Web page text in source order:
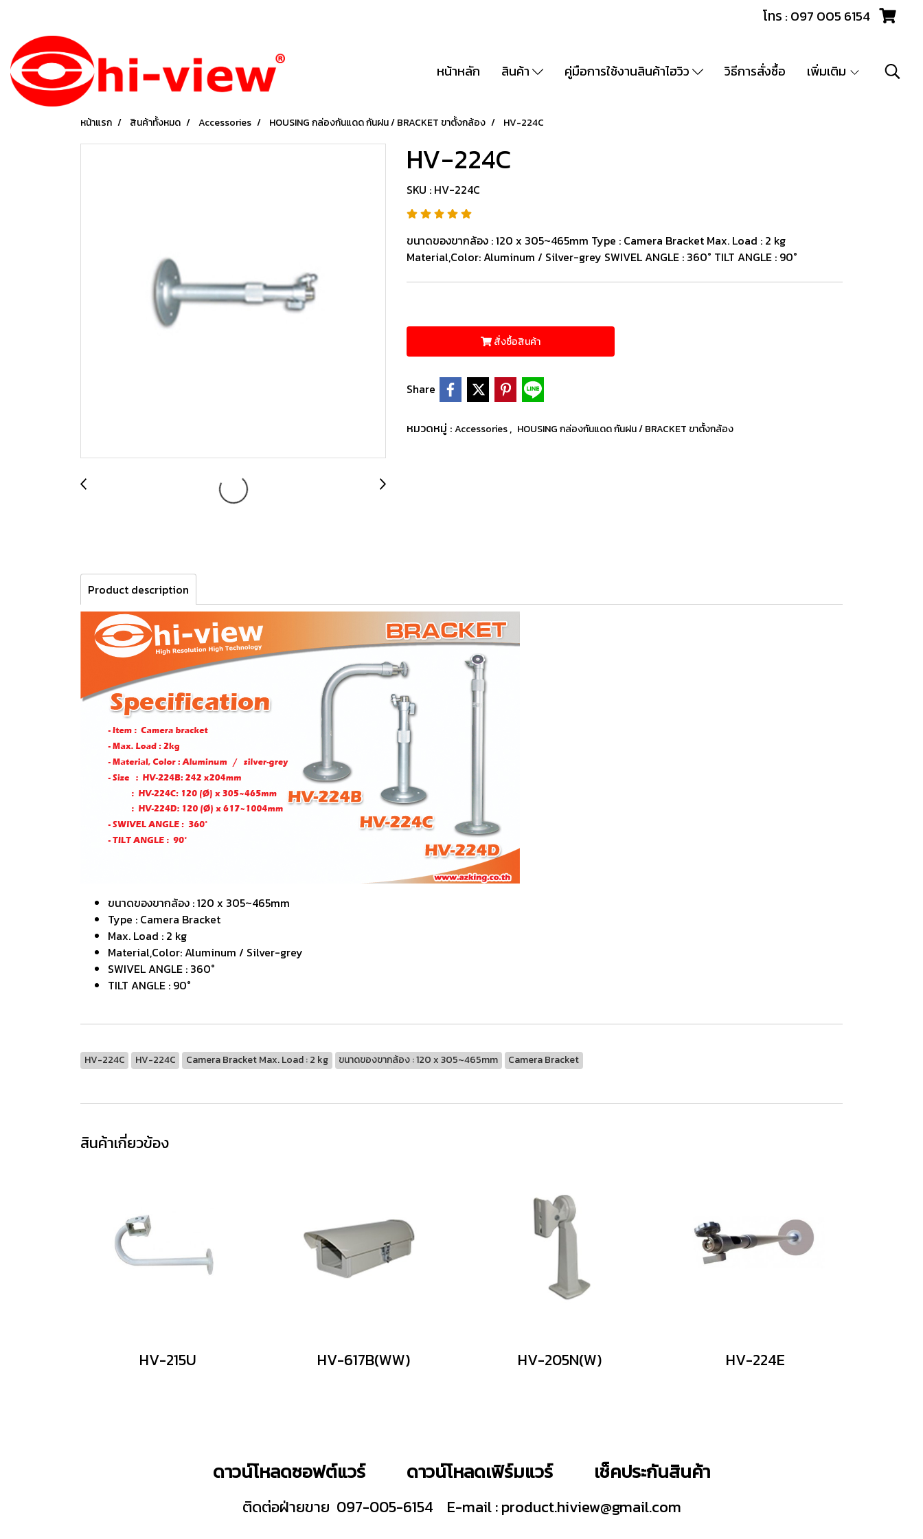
โทร : 097 005 6154
หน้าหลัก สินค้า คู่มือการใช้งานสินค้าไฮวิว วิธีการสั่งซื้อ เพิ่มเติม
หน้าแรก สินค้าทั้งหมด Accessories HOUSING กล่องกันแดด กันฝน / BRACKET ขาตั้งกล้อง HV-224C
HV-224C
SKU : HV-224C
ขนาดของขากล้อง : 120 x 305~465mm Type : Camera Bracket Max. Load : 2 kg
Material,Color: Aluminum / Silver-grey SWIVEL ANGLE : 360° TILT ANGLE : 90°
สั่งซื้อสินค้า
Share
หมวดหมู่ :Accessories, HOUSING กล่องกันแดด กันฝน / BRACKET ขาตั้งกล้อง
Product description
ขนาดของขากล้อง : 120 x 305~465mm
Type : Camera Bracket
Max. Load : 2 kg
Material,Color: Aluminum / Silver-grey
SWIVEL ANGLE : 360°
TILT ANGLE : 90°
HV-224C HV-224C Camera Bracket Max. Load : 2 kg ขนาดของขากล้อง : 120 x 305~465mm Camera Bracket
สินค้าเกี่ยวข้อง
HV-215U HV-617B(WW) HV-205N(W) HV-224E
ดาวน์โหลดซอฟต์แวร์ ดาวน์โหลดเฟิร์มแวร์ เช็คประกันสินค้า
ติดต่อฝ่ายขาย 097-005-6154 E-mail :product.hiview@gmail.com